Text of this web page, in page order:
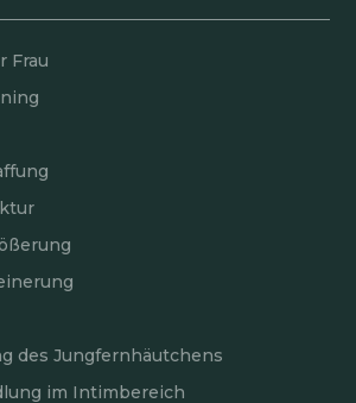
Frau
des Jungfernhäutchens
im Intimbereich